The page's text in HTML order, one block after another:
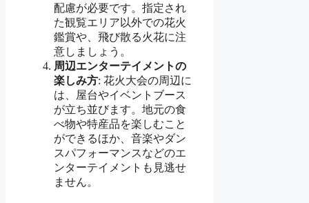
配慮が必要です。指定され
た観覧エリア以外での花火
鑑賞や、飛び散る火花に注
意しましょう。
周辺エンターテイメントの
楽しみ方: 花火大会の周辺に
は、屋台やイベントブース
が立ち並びます。地元の食
べ物や特産品を楽しむこと
ができるほか、音楽やダン
スパフォーマンスなどのエ
ンターテイメントも見逃せ
ません。